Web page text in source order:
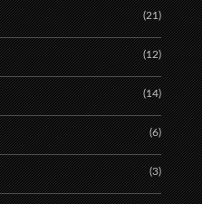
(21)
(12)
(14)
(6)
(3)